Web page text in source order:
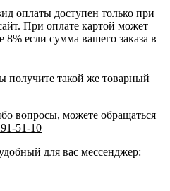
оплаты доступен только при
При оплате картой может
8% если сумма вашего заказа в
получите такой же товарный
вопросы, можете обращаться
51-10
для вас мессенджер: